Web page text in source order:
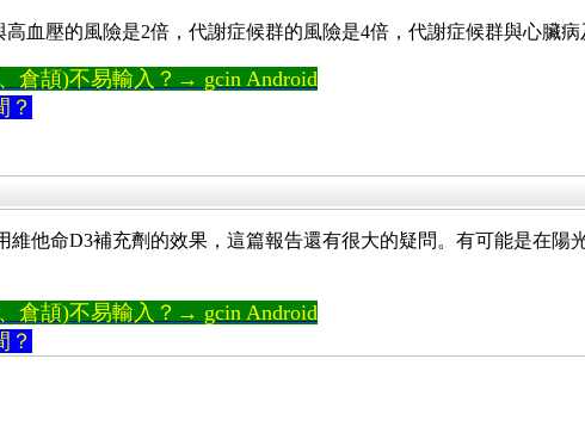
血壓的風險是2倍，代謝症候群的風險是4倍，代謝症候群與心臟
倉頡)不易輸入？→ gcin Android
？
維他命D3補充劑的效果，這篇報告還有很大的疑問。有可能是在
倉頡)不易輸入？→ gcin Android
？